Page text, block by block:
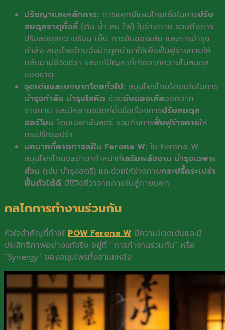
ปรัชญาและหลักการ: การแพทย์แผนไทยเชื่อในการปรับ
สมดุลธาตุทั้งสี่ (ดิน น้ำ ลม ไฟ) ในร่างกาย รวมถึงการ
ปรับสมดุลความร้อน-เย็น การขับของเสีย และการบำรุง
กำลัง สมุนไพรไทยจึงมักถูกนำมาใช้เพื่อฟื้นฟูร่างกายให้
กลับมามีชีวิตชีวา และแก้ปัญหาที่เกิดจากความไม่สมดุล
ของธาตุ
จุดเด่นและบทบาทโดยทั่วไป: สมุนไพรไทยโดดเด่นในการ
บำรุงกำลัง บำรุงโลหิต ช่วยขับของเสียออกจาก
ร่างกาย และมีหลายชนิดที่ขึ้นชื่อเรื่องการปรับสมดุล
ฮอร์โมน โดยเฉพาะในสตรี รวมถึงการฟื้นฟูร่างกายให้
กระปรี้กระเปร่า
บทบาทที่คาดการณ์ใน Ferona W: ใน Ferona W
สมุนไพรไทยจะเข้ามาทำหน้าที่เสริมพลังงาน บำรุงเฉพาะ
ส่วน (เช่น บำรุงสตรี) และช่วยให้ร่างกายกระปรี้กระเปร่า
ฟื้นตัวได้ดี มีชีวิตชีวาจากภายในสู่ภายนอก
กลไกการทำงานร่วมกัน
หัวใจสำคัญที่ทำให้ POW Ferona W มีความโดดเด่นและมี
ประสิทธิภาพอย่างแท้จริง อยู่ที่ “การทำงานร่วมกัน” หรือ
“Synergy” ของสมุนไพรทั้งสามแหล่ง